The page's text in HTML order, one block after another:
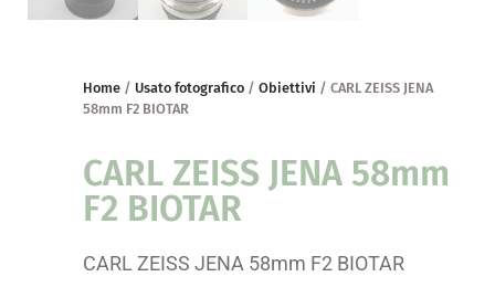
Home / Usato fotografico / Obiettivi / CARL ZEISS JENA
58mm F2 BIOTAR
CARL ZEISS JENA 58mm
F2 BIOTAR
CARL ZEISS JENA 58mm F2 BIOTAR